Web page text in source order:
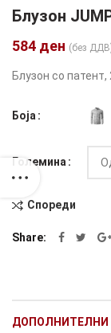
Блузон
584 ден (без
Блузон со
Боја
Големина
Alternative:
Спореди
Share